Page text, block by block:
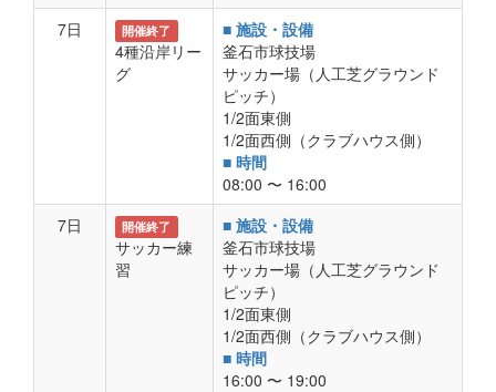
7日
開催終了
4種沿岸リー
グ
■ 施設・設備
釜石市球技場
サッカー場（人工芝グラウンド
ピッチ）
1/2面東側
1/2面西側（クラブハウス側）
■ 時間
08:00 〜 16:00
7日
開催終了
サッカー練
習
■ 施設・設備
釜石市球技場
サッカー場（人工芝グラウンド
ピッチ）
1/2面東側
1/2面西側（クラブハウス側）
■ 時間
16:00 〜 19:00